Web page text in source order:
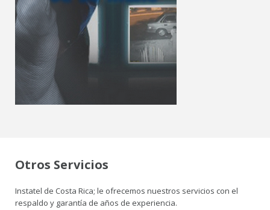
Otros Servicios
Instatel de Costa Rica; le ofrecemos nuestros servicios con el
respaldo y garantía de años de experiencia.